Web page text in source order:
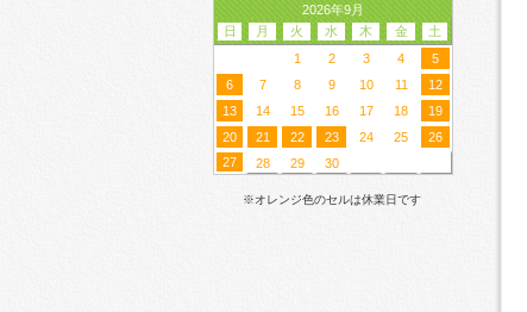
2026年9月
日
月 火 水 木 金
土
1
2 3 4
5
6
7 8 9 10 11
12
13
14 15 16 17 18
19
20
21 22 23 24 25
26
27
28 29 30
※オレンジ色のセルは休業日です